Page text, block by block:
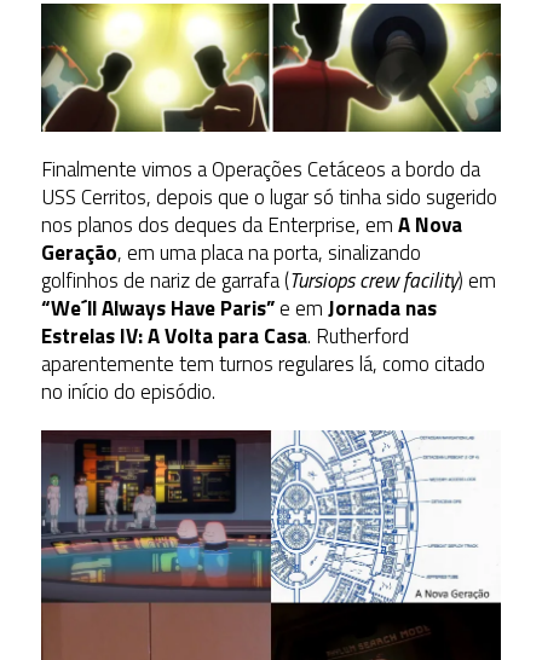
Finalmente vimos a Operações Cetáceos a bordo da
USS Cerritos, depois que o lugar só tinha sido sugerido
nos planos dos deques da Enterprise, emA Nova
Geração, em uma placa na porta, sinalizando
golfinhos de nariz de garrafa (Tursiops crew facility) em
“We´ll Always Have Paris”e emJornada nas
Estrelas IV: A Volta para Casa. Rutherford
aparentemente tem turnos regulares lá, como citado
no início do episódio.